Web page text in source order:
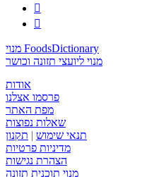


מנוי FoodsDictionary
מנוי ליועצי תזונה וכושר
אודות
פרסמו אצלנו
מפת האתר
שאלות נפוצות
תנאי שימוש | תקנון
מדיניות פרטיות
הצהרת נגישות
מנוי תוכנית תזונה